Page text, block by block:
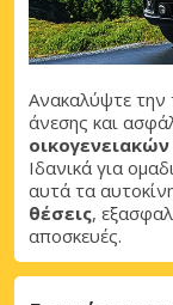
Ανακαλύψτε την
άνεσης και
Ιδανικά για
αυτά τα
θέσεις,
αποσκευές.